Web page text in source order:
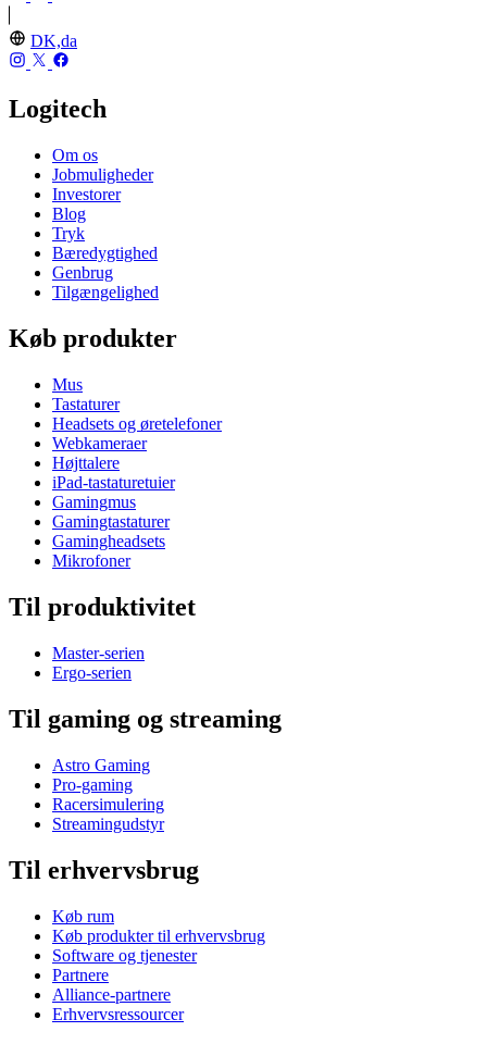
DK,da
Logitech
Om os
Jobmuligheder
Investorer
Blog
Tryk
Bæredygtighed
Genbrug
Tilgængelighed
Køb produkter
Mus
Tastaturer
Headsets og øretelefoner
Webkameraer
Højttalere
iPad-tastaturetuier
Gamingmus
Gamingtastaturer
Gamingheadsets
Mikrofoner
Til produktivitet
Master-serien
Ergo-serien
Til gaming og streaming
Astro Gaming
Pro-gaming
Racersimulering
Streamingudstyr
Til erhvervsbrug
Køb rum
Køb produkter til erhvervsbrug
Software og tjenester
Partnere
Alliance-partnere
Erhvervsressourcer